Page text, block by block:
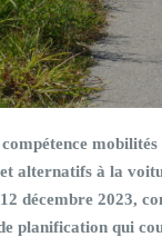
alternatifs à la
décembre 2023,
planification qui